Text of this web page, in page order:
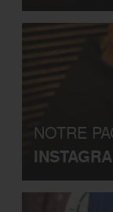
NOTRE